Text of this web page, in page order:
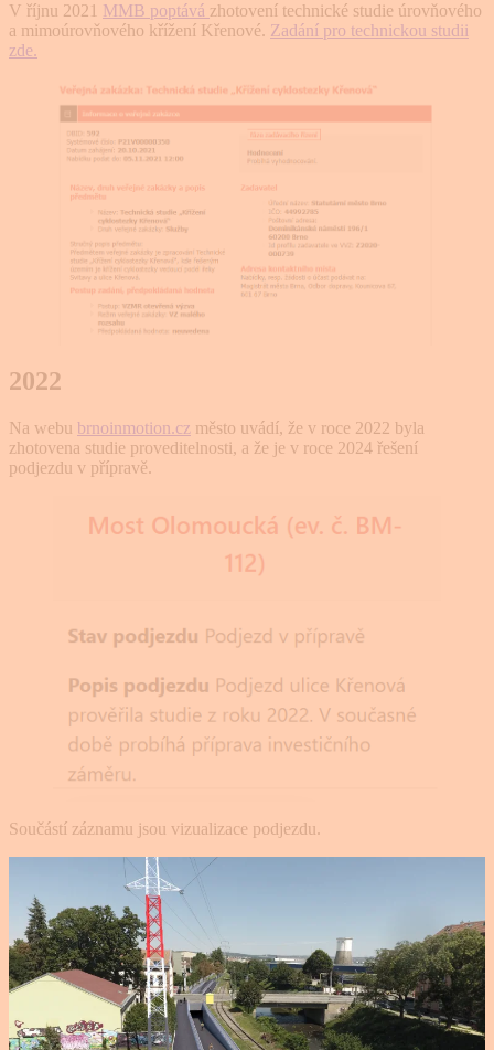
V říjnu 2021 MMB poptává zhotovení technické studie úrovňového
a mimoúrovňového křížení Křenové. Zadání pro technickou studii
zde.
2022
Na webu brnoinmotion.cz město uvádí, že v roce 2022 byla
zhotovena studie proveditelnosti, a že je v roce 2024 řešení
podjezdu v přípravě.
Součástí záznamu jsou vizualizace podjezdu.